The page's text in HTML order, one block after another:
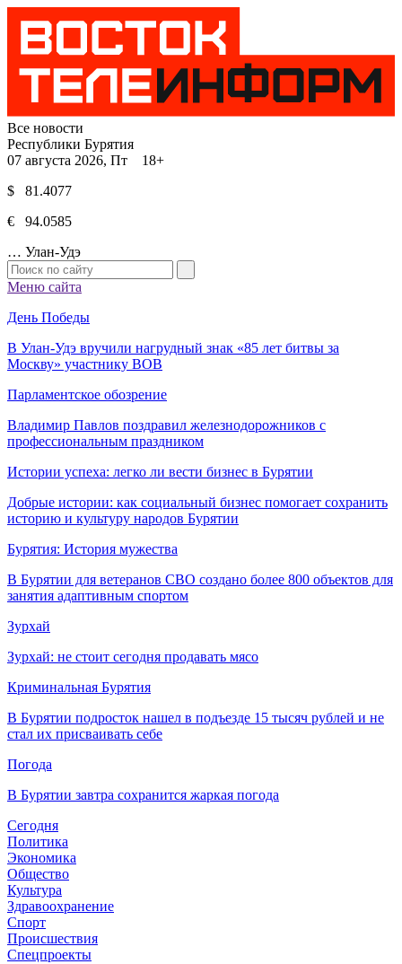
Все новости
Республики Бурятия
07 августа 2026, Пт 18+
$ 81.4077
€ 94.0585
… Улан-Удэ
Меню сайта
День Победы
В Улан-Удэ вручили нагрудный знак «85 лет битвы за
Москву» участнику ВОВ
Парламентское обозрение
Владимир Павлов поздравил железнодорожников с
профессиональным праздником
Истории успеха: легко ли вести бизнес в Бурятии
Добрые истории: как социальный бизнес помогает сохранить
историю и культуру народов Бурятии
Бурятия: История мужества
В Бурятии для ветеранов СВО создано более 800 объектов для
занятия адаптивным спортом
Зурхай
Зурхай: не стоит сегодня продавать мясо
Криминальная Бурятия
В Бурятии подросток нашел в подъезде 15 тысяч рублей и не
стал их присваивать себе
Погода
В Бурятии завтра сохранится жаркая погода
Сегодня
Политика
Экономика
Общество
Культура
Здравоохранение
Спорт
Происшествия
Спецпроекты